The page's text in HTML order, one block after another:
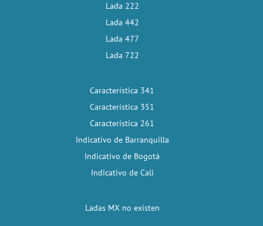
Lada 222
Lada 442
Lada 477
Lada 722
Característica 341
Característica 351
Característica 261
Indicativo de Barranquilla
Indicativo de Bogotá
Indicativo de Cali
Ladas MX no existen